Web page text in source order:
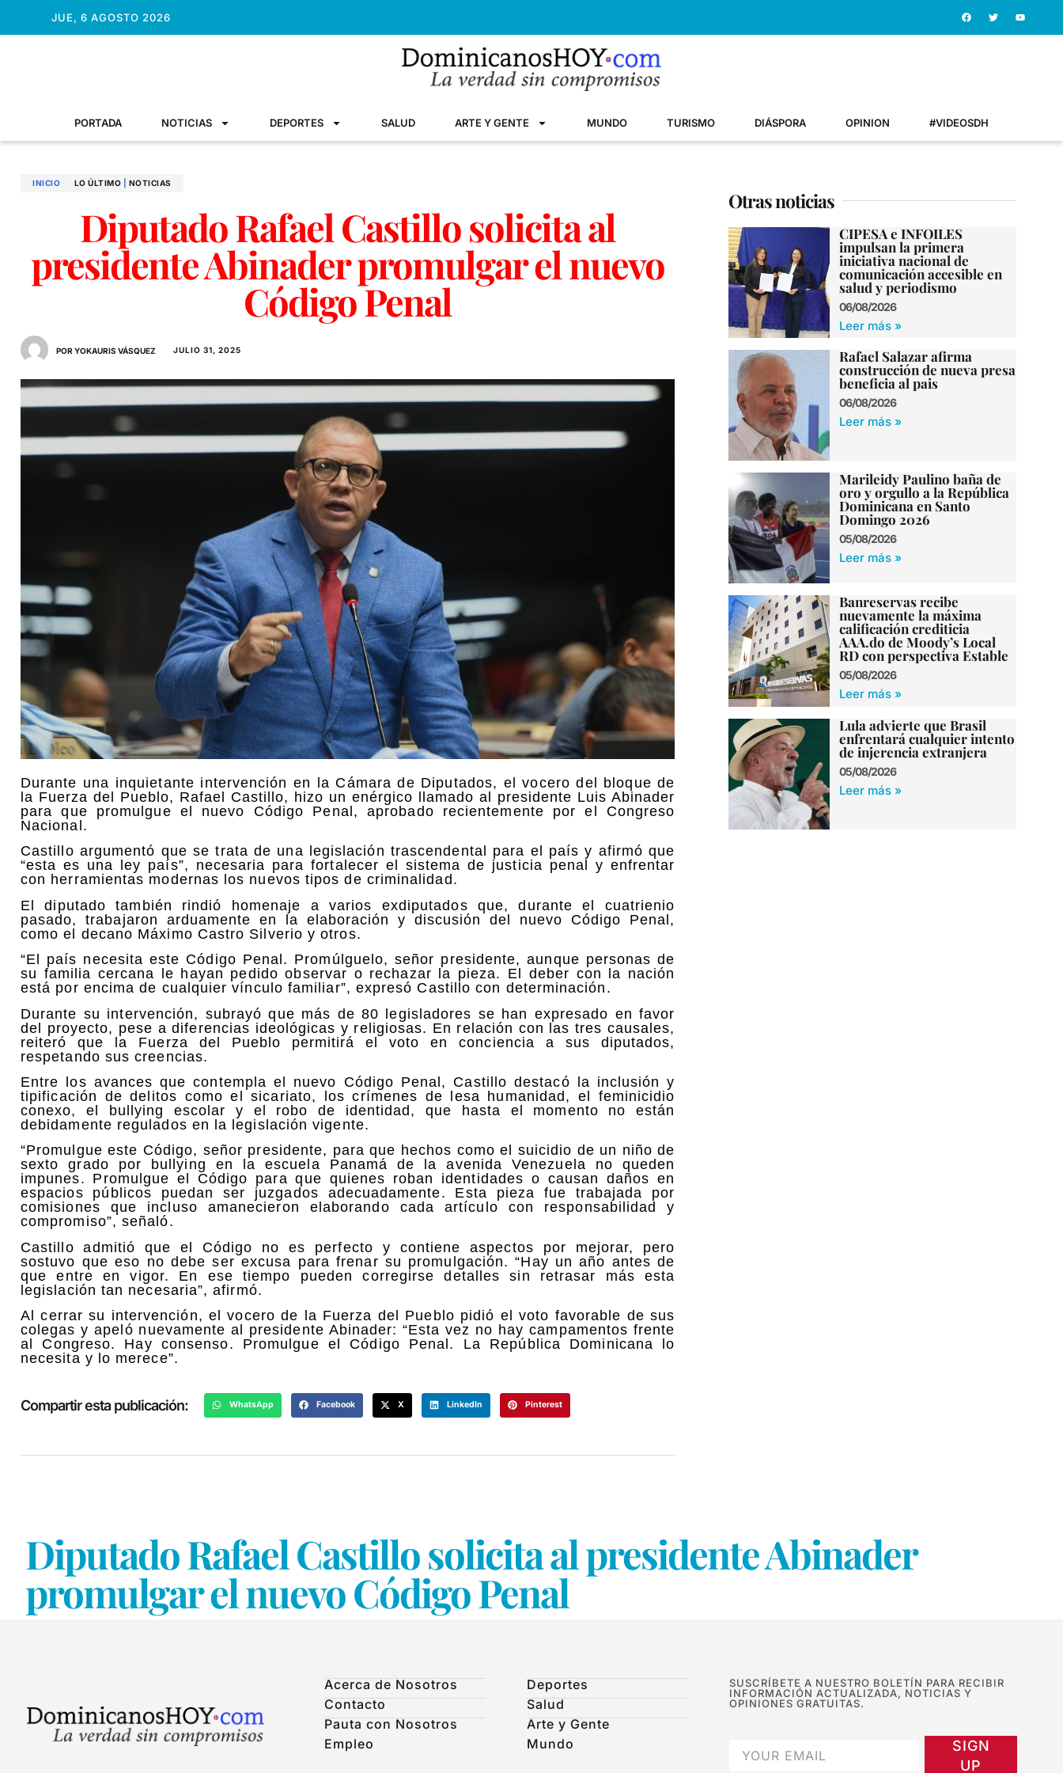
JUE, 6 AGOSTO 2026
PORTADA NOTICIAS DEPORTES SALUD ARTE Y GENTE MUNDO TURISMO DIÁSPORA OPINION #VIDEOSDH
INICIO LO ÚLTIMO NOTICIAS
Diputado Rafael Castillo solicita al
presidente Abinader promulgar el nuevo
Código Penal
POR YOKAURIS VÁSQUEZ JULIO 31, 2025
Durante una inquietante intervención en la Cámara de Diputados, el vocero del bloque de
la Fuerza del Pueblo, Rafael Castillo, hizo un enérgico llamado al presidente Luis Abinader
para que promulgue el nuevo Código Penal, aprobado recientemente por el Congreso
Nacional.
Castillo argumentó que se trata de una legislación trascendental para el país y afirmó que
“esta es una ley país”, necesaria para fortalecer el sistema de justicia penal y enfrentar
con herramientas modernas los nuevos tipos de criminalidad.
El diputado también rindió homenaje a varios exdiputados que, durante el cuatrienio
pasado, trabajaron arduamente en la elaboración y discusión del nuevo Código Penal,
como el decano Máximo Castro Silverio y otros.
“El país necesita este Código Penal. Promúlguelo, señor presidente, aunque personas de
su familia cercana le hayan pedido observar o rechazar la pieza. El deber con la nación
está por encima de cualquier vínculo familiar”, expresó Castillo con determinación.
Durante su intervención, subrayó que más de 80 legisladores se han expresado en favor
del proyecto, pese a diferencias ideológicas y religiosas. En relación con las tres causales,
reiteró que la Fuerza del Pueblo permitirá el voto en conciencia a sus diputados,
respetando sus creencias.
Entre los avances que contempla el nuevo Código Penal, Castillo destacó la inclusión y
tipificación de delitos como el sicariato, los crímenes de lesa humanidad, el feminicidio
conexo, el bullying escolar y el robo de identidad, que hasta el momento no están
debidamente regulados en la legislación vigente.
“Promulgue este Código, señor presidente, para que hechos como el suicidio de un niño de
sexto grado por bullying en la escuela Panamá de la avenida Venezuela no queden
impunes. Promulgue el Código para que quienes roban identidades o causan daños en
espacios públicos puedan ser juzgados adecuadamente. Esta pieza fue trabajada por
comisiones que incluso amanecieron elaborando cada artículo con responsabilidad y
compromiso”, señaló.
Castillo admitió que el Código no es perfecto y contiene aspectos por mejorar, pero
sostuvo que eso no debe ser excusa para frenar su promulgación. “Hay un año antes de
que entre en vigor. En ese tiempo pueden corregirse detalles sin retrasar más esta
legislación tan necesaria”, afirmó.
Al cerrar su intervención, el vocero de la Fuerza del Pueblo pidió el voto favorable de sus
colegas y apeló nuevamente al presidente Abinader: “Esta vez no hay campamentos frente
al Congreso. Hay consenso. Promulgue el Código Penal. La República Dominicana lo
necesita y lo merece”.
Compartir esta publicación: WhatsApp Facebook X LinkedIn Pinterest
Otras noticias
CIPESA e INFOILES
impulsan la primera
iniciativa nacional de
comunicación accesible en
salud y periodismo
06/08/2026
Leer más »
Rafael Salazar afirma
construcción de nueva presa
beneficia al pais
06/08/2026
Leer más »
Marileidy Paulino baña de
oro y orgullo a la República
Dominicana en Santo
Domingo 2026
05/08/2026
Leer más »
Banreservas recibe
nuevamente la máxima
calificación crediticia
AAA.do de Moody’s Local
RD con perspectiva Estable
05/08/2026
Leer más »
Lula advierte que Brasil
enfrentará cualquier intento
de injerencia extranjera
05/08/2026
Leer más »
Diputado Rafael Castillo solicita al presidente Abinader
promulgar el nuevo Código Penal
Acerca de Nosotros
Contacto
Pauta con Nosotros
Empleo
Deportes
Salud
Arte y Gente
Mundo
SUSCRÍBETE A NUESTRO BOLETÍN PARA RECIBIR
INFORMACIÓN ACTUALIZADA, NOTICIAS Y
OPINIONES GRATUITAS.
SIGN
UP